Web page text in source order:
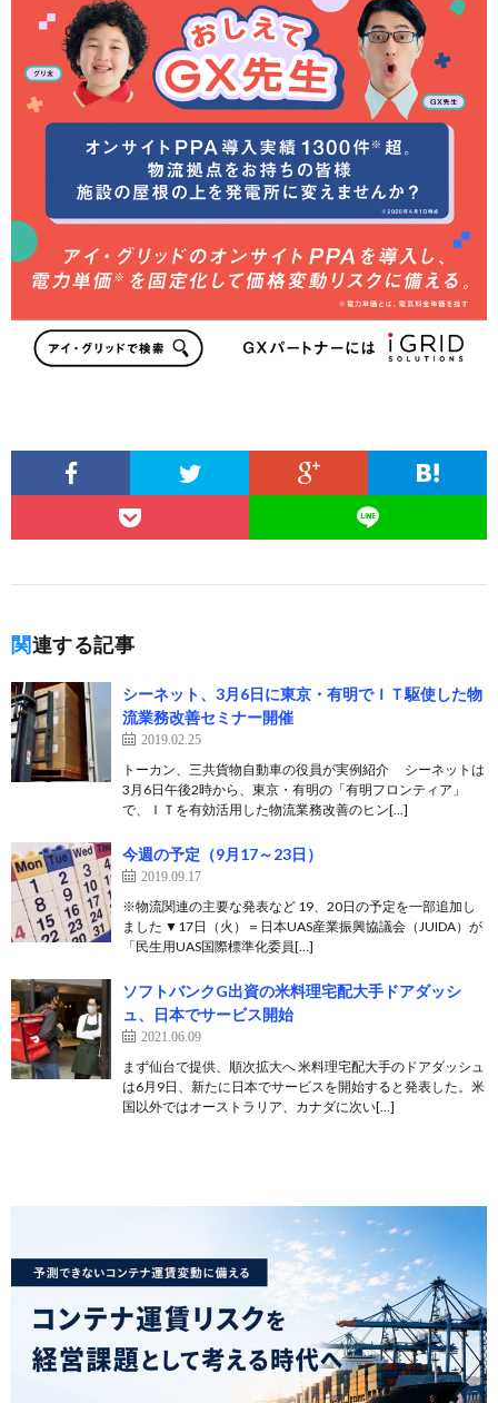
関連する記事
シーネット、3月6日に東京・有明でＩＴ駆使した物
流業務改善セミナー開催
2019.02.25
トーカン、三共貨物自動車の役員が実例紹介 シーネットは
3月6日午後2時から、東京・有明の「有明フロンティア」
で、ＩＴを有効活用した物流業務改善のヒン[…]
今週の予定（9月17～23日）
2019.09.17
※物流関連の主要な発表など 19、20日の予定を一部追加し
ました ▼17日（火）＝日本UAS産業振興協議会（JUIDA）が
「民生用UAS国際標準化委員[…]
ソフトバンクG出資の米料理宅配大手ドアダッシ
ュ、日本でサービス開始
2021.06.09
まず仙台で提供、順次拡大へ 米料理宅配大手のドアダッシュ
は6月9日、新たに日本でサービスを開始すると発表した。米
国以外ではオーストラリア、カナダに次い[…]